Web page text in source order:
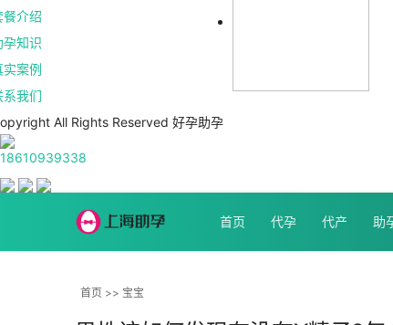
餐介绍
孕知识
实案例
系我们
All Rights Reserved 好孕助孕
18610939338
首页 代孕 代产 助
首页 >> 宝宝